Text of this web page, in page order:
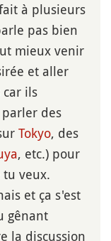
à plusieurs
pas bien
mieux venir
et aller
car ils
des
Tokyo, des
, etc.) pour
veux.
et ça s'est
gênant
la discussion